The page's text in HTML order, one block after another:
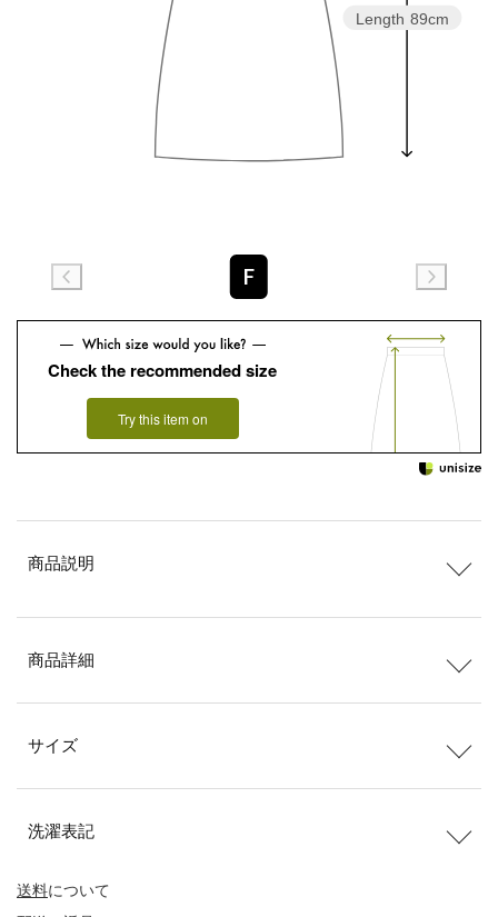
Length 89cm
F
Check the recommended size
Try this item on
送料について
商品説明
商品詳細
サイズ
洗濯表記